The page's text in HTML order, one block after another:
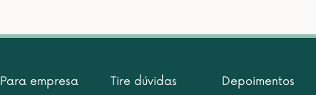
Para empresa Tire dúvidas Depoimentos